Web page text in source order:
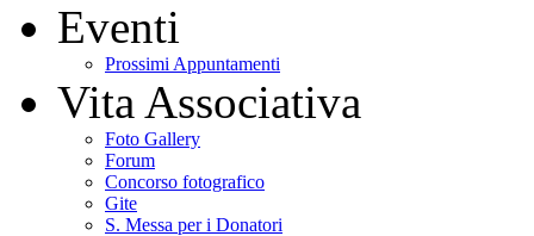
Eventi
Prossimi Appuntamenti
Vita Associativa
Foto Gallery
Forum
Concorso fotografico
Gite
S. Messa per i Donatori